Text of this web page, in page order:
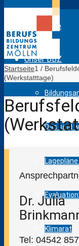
Startseite
Unser BBZ
Das sind
Klimarat
Startseite1 /
(Werkstatttage)
Dr. Julia
Tel: 04542